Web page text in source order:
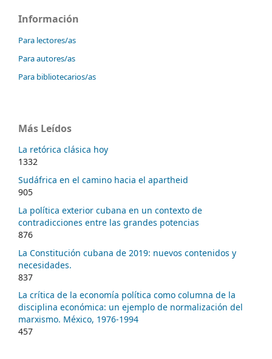
Información
Para lectores/as
Para autores/as
Para bibliotecarios/as
Más Leídos
La retórica clásica hoy
1332
Sudáfrica en el camino hacia el apartheid
905
La política exterior cubana en un contexto de
contradicciones entre las grandes potencias
876
La Constitución cubana de 2019: nuevos contenidos y
necesidades.
837
La crítica de la economía política como columna de la
disciplina económica: un ejemplo de normalización del
marxismo. México, 1976-1994
457